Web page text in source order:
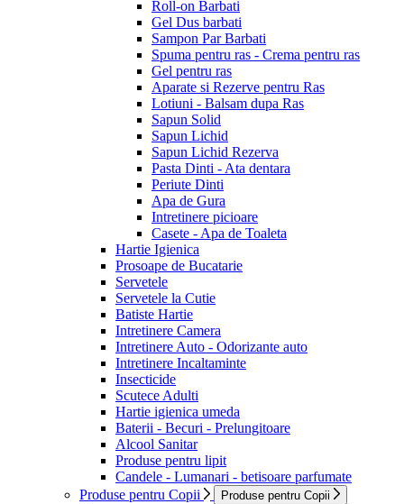
Roll-on Barbati
Gel Dus barbati
Sampon Par Barbati
Spuma pentru ras - Crema pentru ras
Gel pentru ras
Aparate si Rezerve pentru Ras
Lotiuni - Balsam dupa Ras
Sapun Solid
Sapun Lichid
Sapun Lichid Rezerva
Pasta Dinti - Ata dentara
Periute Dinti
Apa de Gura
Intretinere picioare
Casete - Apa de Toaleta
Hartie Igienica
Prosoape de Bucatarie
Servetele
Servetele la Cutie
Batiste Hartie
Intretinere Camera
Intretinere Auto - Odorizante auto
Intretinere Incaltaminte
Insecticide
Scutece Adulti
Hartie igienica umeda
Baterii - Becuri - Prelungitoare
Alcool Sanitar
Produse pentru lipit
Candele - Lumanari - betisoare parfumate
Produse pentru Copii
Produse pentru Copii